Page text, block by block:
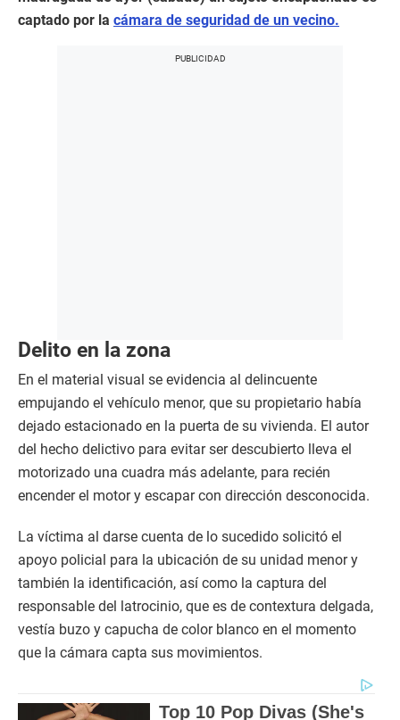
captado por la cámara de seguridad de un vecino.
Delito en la zona
En el material visual se evidencia al delincuente
empujando el vehículo menor, que su propietario había
dejado estacionado en la puerta de su vivienda. El autor
del hecho delictivo para evitar ser descubierto lleva el
motorizado una cuadra más adelante, para recién
encender el motor y escapar con dirección desconocida.
La víctima al darse cuenta de lo sucedido solicitó el
apoyo policial para la ubicación de su unidad menor y
también la identificación, así como la captura del
responsable del latrocinio, que es de contextura delgada,
vestía buzo y capucha de color blanco en el momento
que la cámara capta sus movimientos.